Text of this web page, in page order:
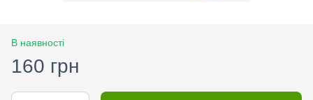
В наявності
160 грн